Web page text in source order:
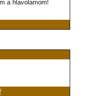
a hlavolamom!